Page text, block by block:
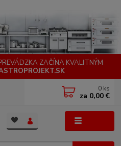
ZAČÍNA KVALITNÝM
0 ks
za 0,00 €